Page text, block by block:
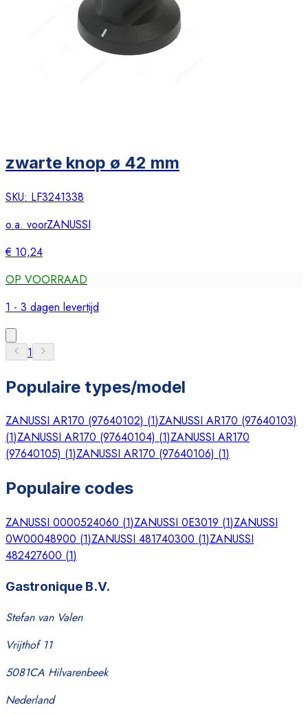
zwarte knop ø 42 mm
SKU: LF3241338
o.a. voorZANUSSI
€ 10,24
OP VOORRAAD
1 - 3 dagen levertijd
1
Populaire types/model
ZANUSSI AR170 (97640102) (1)ZANUSSI AR170 (97640103)
(1)ZANUSSI AR170 (97640104) (1)ZANUSSI AR170
(97640105) (1)ZANUSSI AR170 (97640106) (1)
Populaire codes
ZANUSSI 0000524060 (1)ZANUSSI 0E3019 (1)ZANUSSI
0W00048900 (1)ZANUSSI 481740300 (1)ZANUSSI
482427600 (1)
Gastronique B.V.
Stefan van Valen
Vrijthof 11
5081CA Hilvarenbeek
Nederland